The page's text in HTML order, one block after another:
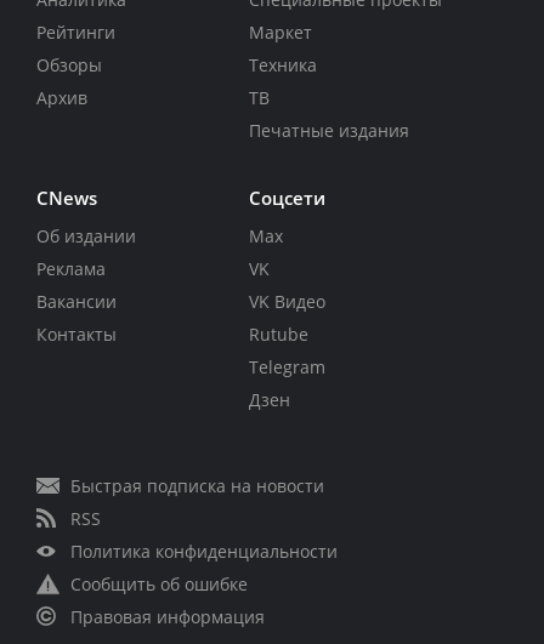
Рейтинги
Обзоры
Архив
Маркет
Техника
ТВ
Печатные издания
CNews
Об издании
Реклама
Вакансии
Контакты
Соцсети
Max
VK
VK Видео
Rutube
Telegram
Дзен
Быстрая подписка на новости
RSS
Политика конфиденциальности
Сообщить об ошибке
Правовая информация